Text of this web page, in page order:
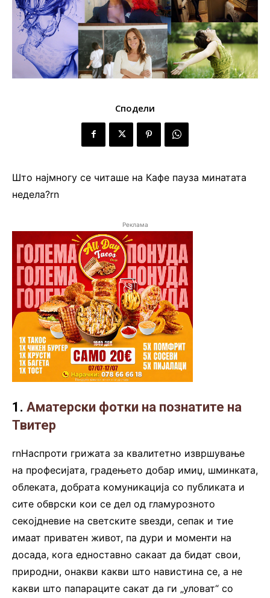
Сподели
Што најмногу се читаше на Кафе пауза минатата
недела?rn
Реклама
1. Аматерски фотки на познатите на
Твитер
rnНаспроти грижата за квалитетно извршување
на професијата, градењето добар имиџ, шминката,
облеката, добрата комуникација со публиката и
сите обврски кои се дел од гламурозното
секојдневие на светските ѕвезди, сепак и тие
имаат приватен живот, па дури и моменти на
досада, кога едноставно сакаат да бидат свои,
природни, онакви какви што навистина се, а не
какви што папараците сакат да ги „уловат“ со